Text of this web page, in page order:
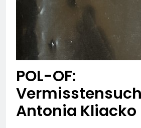
74-
H.
Erneute
eines Fotos
POL-OF:
Antonia Kliacko